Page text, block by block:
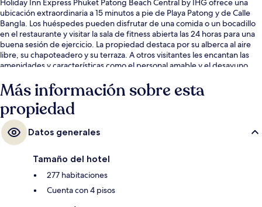
Holiday Inn Express Phuket Patong Beach Central by IHG ofrece una
ubicación extraordinaria a 15 minutos a pie de Playa Patong y de Calle
Bangla. Los huéspedes pueden disfrutar de una comida o un bocadillo
en el restaurante y visitar la sala de fitness abierta las 24 horas para una
buena sesión de ejercicio. La propiedad destaca por su alberca al aire
libre, su chapoteadero y su terraza. A otros visitantes les encantan las
amenidades y características como el personal amable y el desayuno.
Más información sobre esta
propiedad
Datos generales
Tamaño del hotel
277 habitaciones
Cuenta con 4 pisos